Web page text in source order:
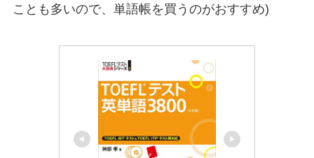
ことも多いので、単語帳を買うのがおすすめ)